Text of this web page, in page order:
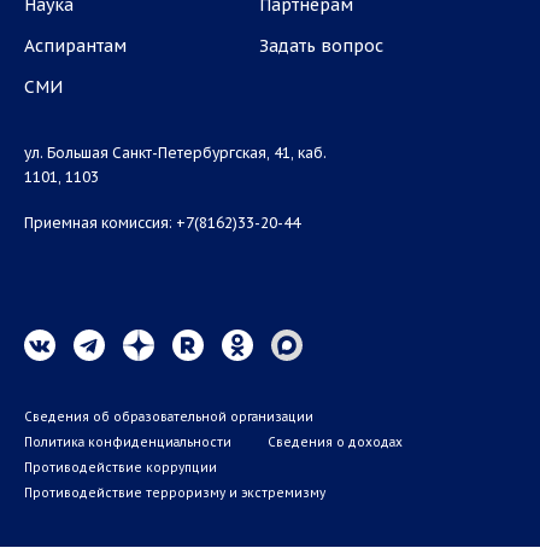
Наука
Аспирантам
СМИ
Партнёрам
Задать вопрос
ул. Большая Санкт-Петербургская, 41, каб.
1101, 1103
Приемная комиссия: +7(8162)33-20-44
Сведения об образовательной организации
Политика конфиденциальности
Сведения о доходах
Противодействие коррупции
Противодействие терроризму и экстремизму